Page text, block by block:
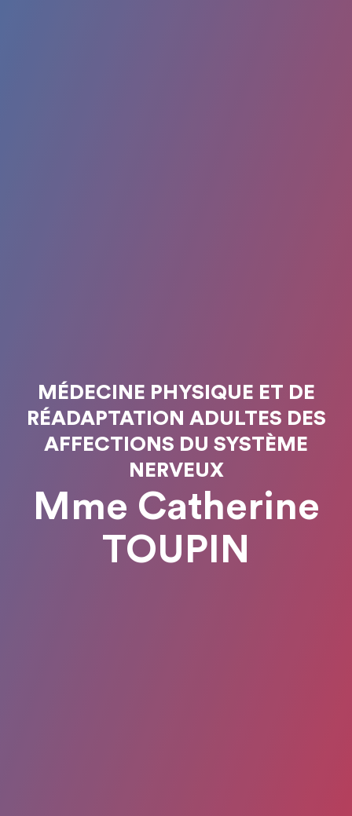
MÉDECINE PHYSIQUE ET DE
RÉADAPTATION ADULTES DES
AFFECTIONS DU SYSTÈME
NERVEUX
Mme Catherine
TOUPIN